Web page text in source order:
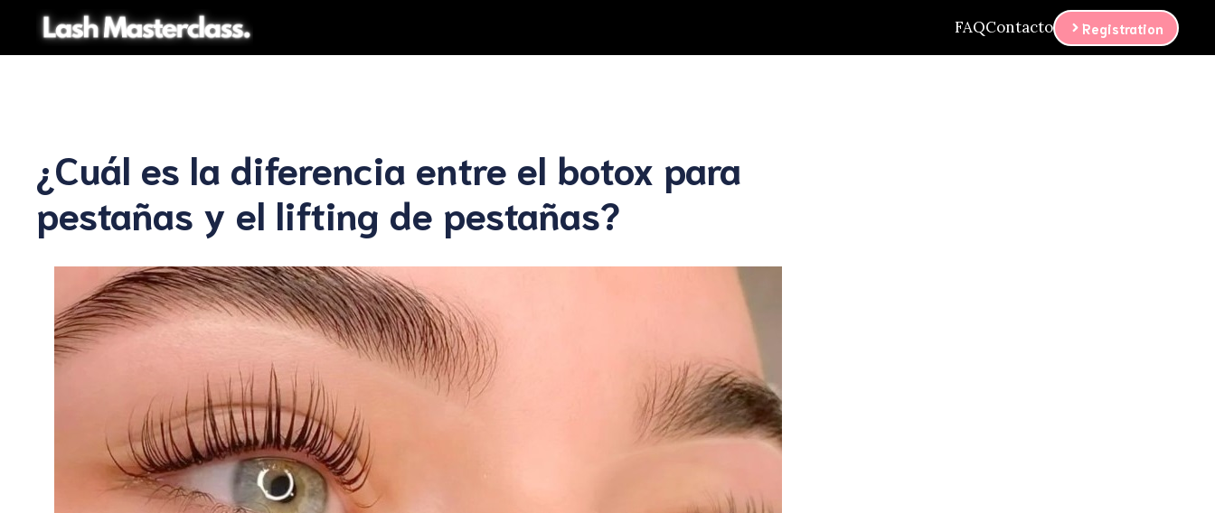
contenido
FAQContacto Registration
¿Cuál es la diferencia entre el botox para
pestañas y el lifting de pestañas?